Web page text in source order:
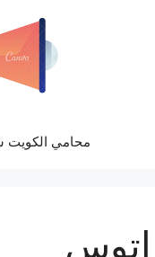
محامي الكويت
اتوس